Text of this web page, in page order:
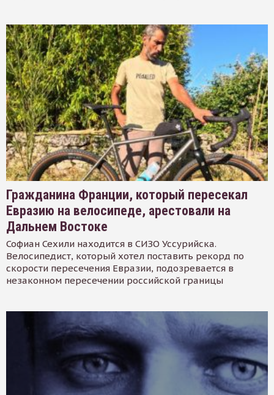
Гражданина Франции, который пересекал
Евразию на велосипеде, арестовали на
Дальнем Востоке
Софиан Сехили находится в СИЗО Уссурийска.
Велосипедист, который хотел поставить рекорд по
скорости пересечения Евразии, подозревается в
незаконном пересечении российской границы